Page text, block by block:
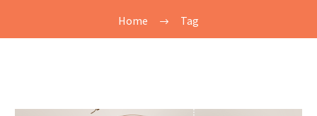
Home Tag